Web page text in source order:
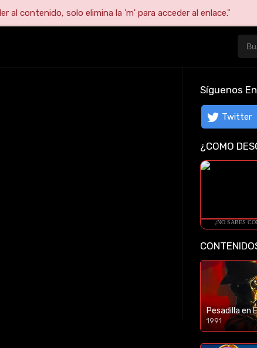
al contenido, solo elimina la 'm' para acceder al enlace."
Síguenos
Twitter
¿COMO
¿NO SABES
1991